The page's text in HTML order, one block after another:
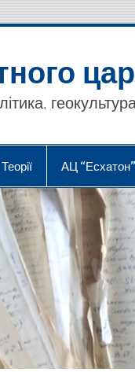
Теорії АЦ “Есхатон”